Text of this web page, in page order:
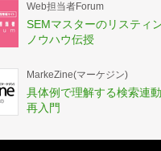
Web担当者Forum
SEMマスターのリスティ
ノウハウ伝授
MarkeZine(マーケジン)
具体例で理解する検索連
再入門